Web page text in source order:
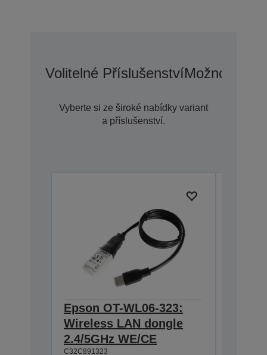
Volitelné PříslušenstvíMožnosti
Vyberte si ze široké nabídky variant
a příslušenství.
Epson OT-WL06-323:
Wireless LAN dongle
2.4/5GHz WE/CE
C32C891323